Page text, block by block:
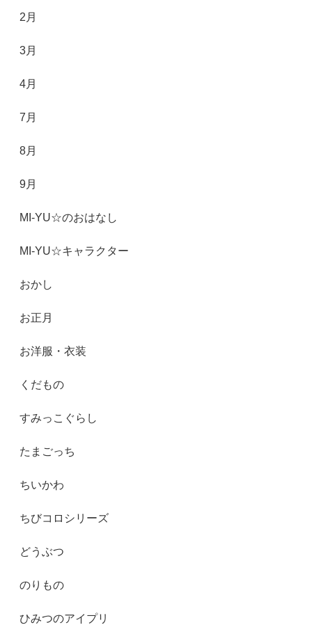
2月
3月
4月
7月
8月
9月
MI-YU☆のおはなし
MI-YU☆キャラクター
おかし
お正月
お洋服・衣装
くだもの
すみっこぐらし
たまごっち
ちいかわ
ちびコロシリーズ
どうぶつ
のりもの
ひみつのアイプリ